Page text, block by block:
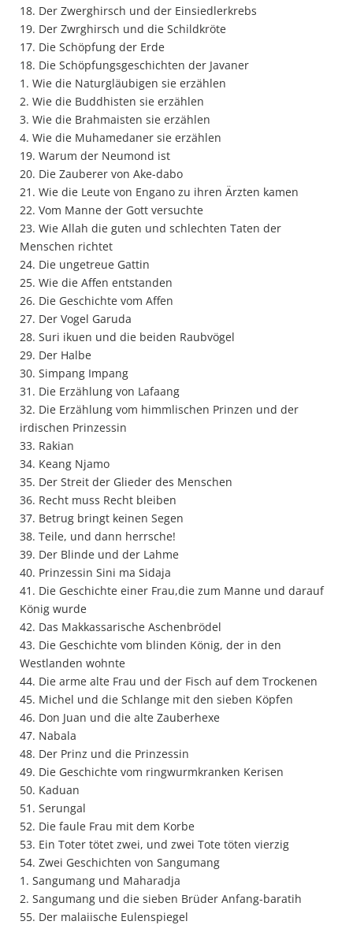
18. Der Zwerghirsch und der Einsiedlerkrebs
19. Der Zwrghirsch und die Schildkröte
17. Die Schöpfung der Erde
18. Die Schöpfungsgeschichten der Javaner
1. Wie die Naturgläubigen sie erzählen
2. Wie die Buddhisten sie erzählen
3. Wie die Brahmaisten sie erzählen
4. Wie die Muhamedaner sie erzählen
19. Warum der Neumond ist
20. Die Zauberer von Ake-dabo
21. Wie die Leute von Engano zu ihren Ärzten kamen
22. Vom Manne der Gott versuchte
23. Wie Allah die guten und schlechten Taten der
Menschen richtet
24. Die ungetreue Gattin
25. Wie die Affen entstanden
26. Die Geschichte vom Affen
27. Der Vogel Garuda
28. Suri ikuen und die beiden Raubvögel
29. Der Halbe
30. Simpang Impang
31. Die Erzählung von Lafaang
32. Die Erzählung vom himmlischen Prinzen und der
irdischen Prinzessin
33. Rakian
34. Keang Njamo
35. Der Streit der Glieder des Menschen
36. Recht muss Recht bleiben
37. Betrug bringt keinen Segen
38. Teile, und dann herrsche!
39. Der Blinde und der Lahme
40. Prinzessin Sini ma Sidaja
41. Die Geschichte einer Frau,die zum Manne und darauf
König wurde
42. Das Makkassarische Aschenbrödel
43. Die Geschichte vom blinden König, der in den
Westlanden wohnte
44. Die arme alte Frau und der Fisch auf dem Trockenen
45. Michel und die Schlange mit den sieben Köpfen
46. Don Juan und die alte Zauberhexe
47. Nabala
48. Der Prinz und die Prinzessin
49. Die Geschichte vom ringwurmkranken Kerisen
50. Kaduan
51. Serungal
52. Die faule Frau mit dem Korbe
53. Ein Toter tötet zwei, und zwei Tote töten vierzig
54. Zwei Geschichten von Sangumang
1. Sangumang und Maharadja
2. Sangumang und die sieben Brüder Anfang-baratih
55. Der malaiische Eulenspiegel